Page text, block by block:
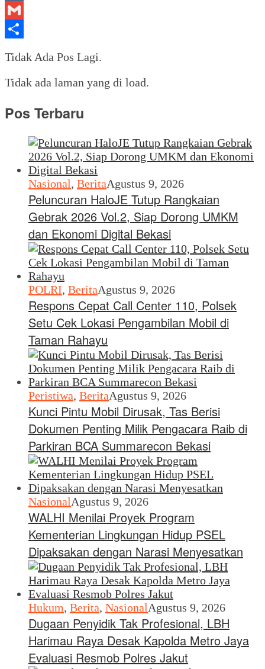
LinkedIn
Gmail
Tidak Ada Pos Lagi.
Tidak ada laman yang di load.
Pos Terbaru
Nasional, BeritaAgustus 9, 2026
Peluncuran HaloJE Tutup Rangkaian
Gebrak 2026 Vol.2, Siap Dorong UMKM
dan Ekonomi Digital Bekasi
POLRI, BeritaAgustus 9, 2026
Respons Cepat Call Center 110, Polsek
Setu Cek Lokasi Pengambilan Mobil di
Taman Rahayu
Peristiwa, BeritaAgustus 9, 2026
Kunci Pintu Mobil Dirusak, Tas Berisi
Dokumen Penting Milik Pengacara Raib di
Parkiran BCA Summarecon Bekasi
NasionalAgustus 9, 2026
WALHI Menilai Proyek Program
Kementerian Lingkungan Hidup PSEL
Dipaksakan dengan Narasi Menyesatkan
Hukum, Berita, NasionalAgustus 9, 2026
Dugaan Penyidik Tak Profesional, LBH
Harimau Raya Desak Kapolda Metro Jaya
Evaluasi Resmob Polres Jakut